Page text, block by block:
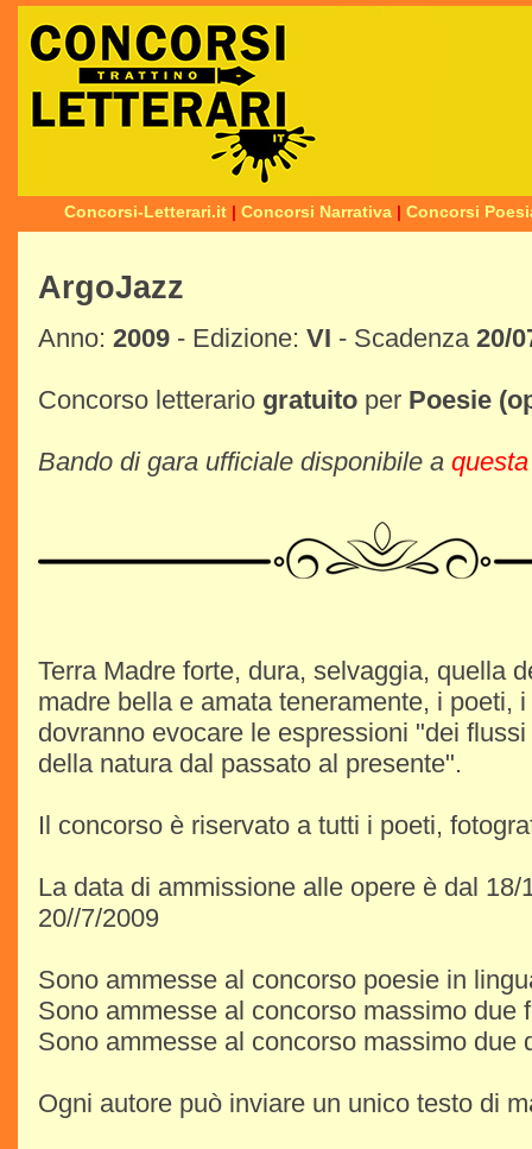
Concorsi-Letterari.it | Concorsi Narrativa | Concorsi
ArgoJazz
Anno: 2009 - Edizione: VI - Scadenza 20/
Concorso letterario gratuito per Poesie
Bando di gara ufficiale disponibile a
Terra Madre forte, dura, selvaggia, quella
madre bella e amata teneramente, i poeti,
dovranno evocare le espressioni "dei
della natura dal passato al presente".
Il concorso è riservato a tutti i poeti,
La data di ammissione alle opere è dal 18/
20//7/2009
Sono ammesse al concorso poesie in
Sono ammesse al concorso massimo due
Sono ammesse al concorso massimo due
Ogni autore può inviare un unico testo di